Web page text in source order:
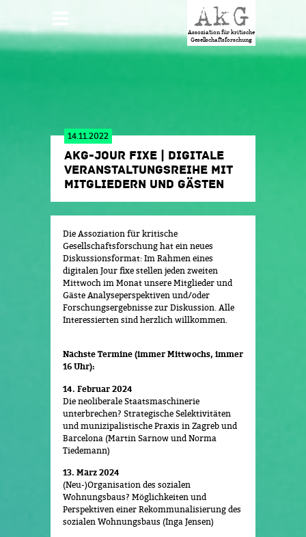
Assoziation für kritische
Gesellschaftsforschung
14.11.2022
AKG-JOUR FIXE | DIGITALE
VERANSTALTUNGSREIHE MIT
MITGLIEDERN UND GÄSTEN
Die Assoziation für kritische
Gesellschaftsforschung hat ein neues
Diskussionsformat: Im Rahmen eines
digitalen Jour fixe stellen jeden zweiten
Mittwoch im Monat unsere Mitglieder und
Gäste Analyseperspektiven und/oder
Forschungsergebnisse zur Diskussion. Alle
Interessierten sind herzlich willkommen.
Nächste Termine (immer Mittwochs, immer
16 Uhr):
14. Februar 2024
Die neoliberale Staatsmaschinerie
unterbrechen? Strategische Selektivitäten
und munizipalistische Praxis in Zagreb und
Barcelona (Martin Sarnow und Norma
Tiedemann)
13. März 2024
(Neu-)Organisation des sozialen
Wohnungsbaus? Möglichkeiten und
Perspektiven einer Rekommunalisierung des
sozialen Wohnungsbaus (Inga Jensen)